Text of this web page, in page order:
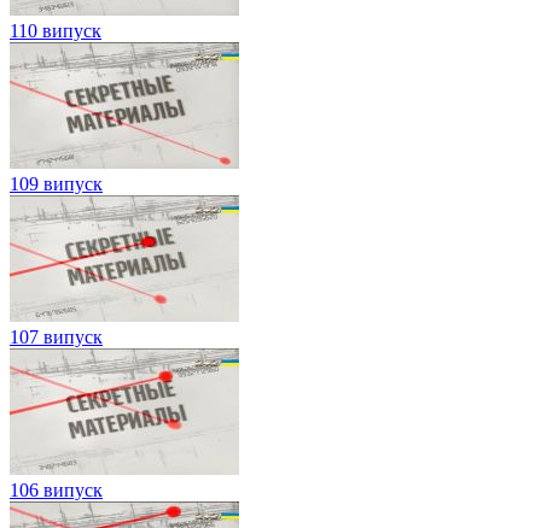
110 випуск
109 випуск
107 випуск
106 випуск